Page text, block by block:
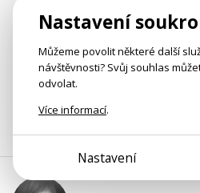
Přidat k
Nastavení
Můžeme povolit některé další
návštěvnosti? Svůj souhlas
odvolat.
Více informací.
Nastavení